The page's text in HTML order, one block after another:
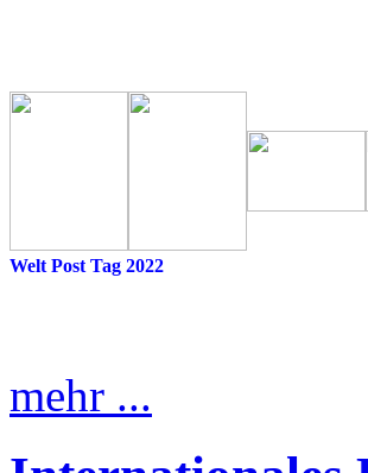
Welt Post Tag 2022
mehr ...